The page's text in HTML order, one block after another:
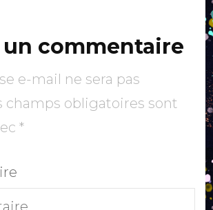
un commentaire
e-mail ne sera pas
champs obligatoires sont
*